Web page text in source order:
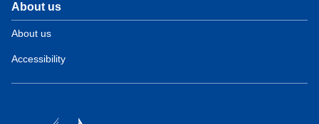
About us
About us
Accessibility